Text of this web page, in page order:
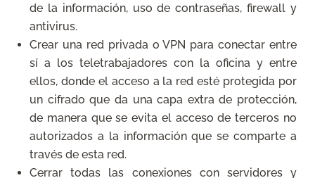
de la información, uso de contraseñas, firewall y
antivirus.
Crear una red privada o VPN para conectar entre
sí a los teletrabajadores con la oficina y entre
ellos, donde el acceso a la red esté protegida por
un cifrado que da una capa extra de protección,
de manera que se evita el acceso de terceros no
autorizados a la información que se comparte a
través de esta red.
Cerrar todas las conexiones con servidores y